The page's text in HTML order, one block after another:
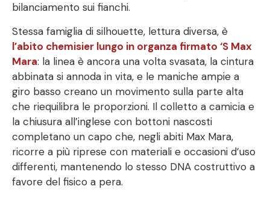
bilanciamento sui fianchi.
Stessa famiglia di silhouette, lettura diversa, è
l’abito chemisier lungo in organza firmato ‘S Max
Mara: la linea è ancora una volta svasata, la cintura
abbinata si annoda in vita, e le maniche ampie a
giro basso creano un movimento sulla parte alta
che riequilibra le proporzioni. Il colletto a camicia e
la chiusura all’inglese con bottoni nascosti
completano un capo che, negli abiti Max Mara,
ricorre a più riprese con materiali e occasioni d’uso
differenti, mantenendo lo stesso DNA costruttivo a
favore del fisico a pera.